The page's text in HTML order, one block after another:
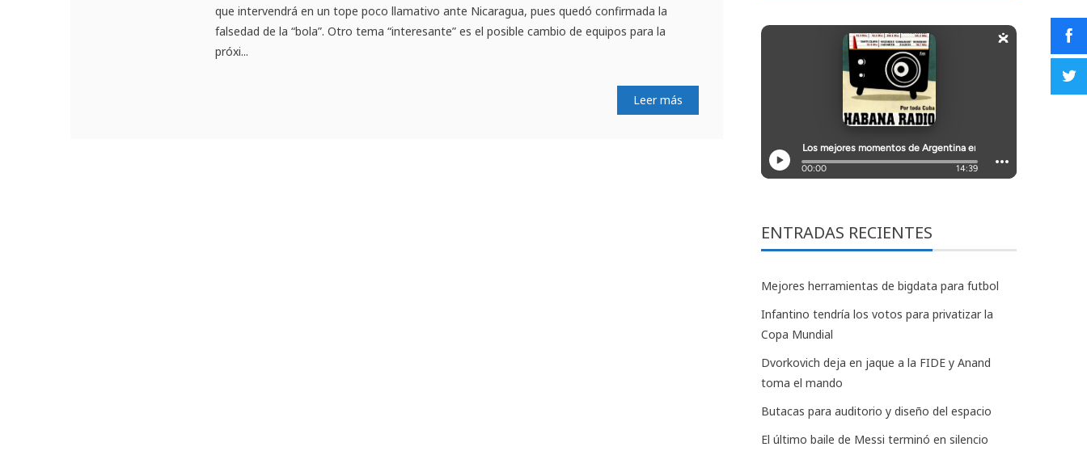
que intervendrá en un tope poco llamativo ante Nicaragua, pues quedó confirmada la
falsedad de la “bola”. Otro tema “interesante” es el posible cambio de equipos para la
próxi...
Leer más
ENTRADAS RECIENTES
Mejores herramientas de bigdata para futbol
Infantino tendría los votos para privatizar la
Copa Mundial
Dvorkovich deja en jaque a la FIDE y Anand
toma el mando
Butacas para auditorio y diseño del espacio
El último baile de Messi terminó en silencio